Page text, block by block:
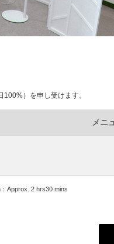
）を申し受けます。
メニ
Approx. 2 hrs30 mins